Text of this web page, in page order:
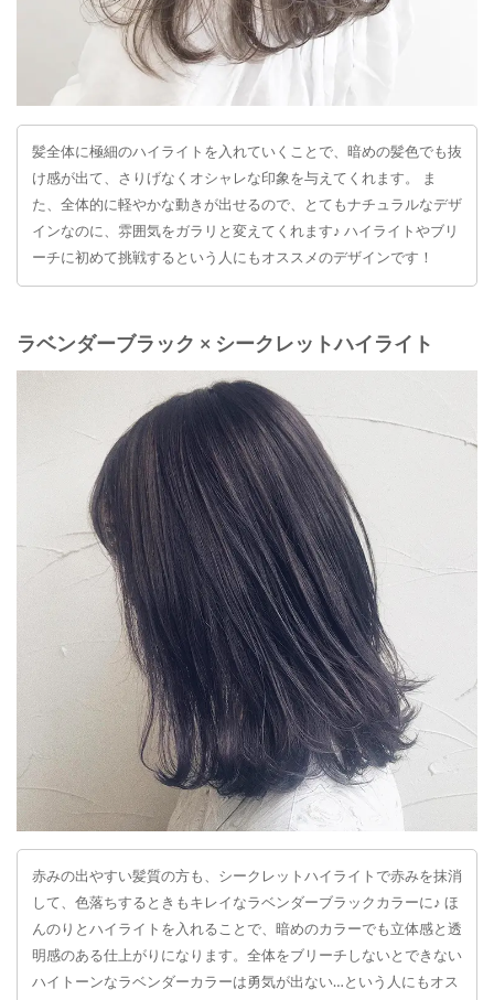
髪全体に極細のハイライトを入れていくことで、暗めの髪色でも抜
け感が出て、さりげなくオシャレな印象を与えてくれます。 ま
た、全体的に軽やかな動きが出せるので、とてもナチュラルなデザ
インなのに、雰囲気をガラリと変えてくれます♪ ハイライトやブリ
ーチに初めて挑戦するという人にもオススメのデザインです！
ラベンダーブラック × シークレットハイライト
赤みの出やすい髪質の方も、シークレットハイライトで赤みを抹消
して、色落ちするときもキレイなラベンダーブラックカラーに♪ ほ
んのりとハイライトを入れることで、暗めのカラーでも立体感と透
明感のある仕上がりになります。全体をブリーチしないとできない
ハイトーンなラベンダーカラーは勇気が出ない…という人にもオス